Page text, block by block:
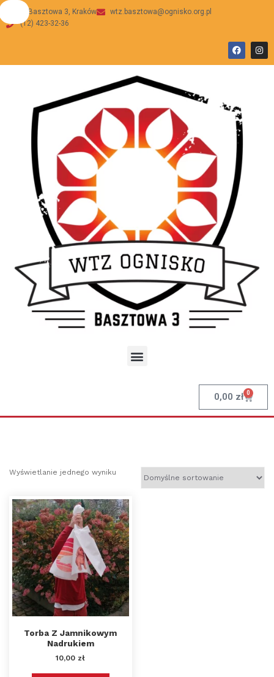
ul Basztowa 3, Kraków
wtz.basztowa@ognisko.org.pl
(12) 423-32-36
0,00 zł 0
Wyświetlanie jednego wyniku
Torba Z Jamnikowym
Nadrukiem
10,00 zł